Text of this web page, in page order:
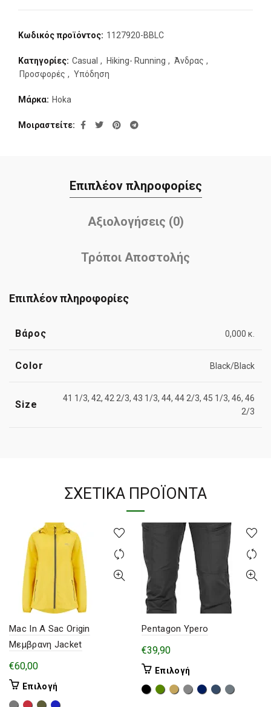
Κωδικός προϊόντος: 1127920-BBLC
Κατηγορίες: Casual , Hiking- Running , Άνδρας ,
Προσφορές , Υπόδηση
Μάρκα: Hoka
Μοιραστείτε
Επιπλέον πληροφορίες
Αξιολογήσεις (0)
Τρόποι Αποστολής
Επιπλέον πληροφορίες
Βάρος 0,000 κ.
Color Black/Black
Size
41 1/3, 42, 42 2/3, 43 1/3, 44, 44 2/3, 45 1/3, 46, 46
2/3
ΣΧΕΤΙΚΆ ΠΡΟΪΌΝΤΑ
Mac In A Sac Origin
Μεμβρανη Jacket
€60,00
Επιλογή
το
Pentagon Ypero
€39,90
Επιλογή
το
προϊόν